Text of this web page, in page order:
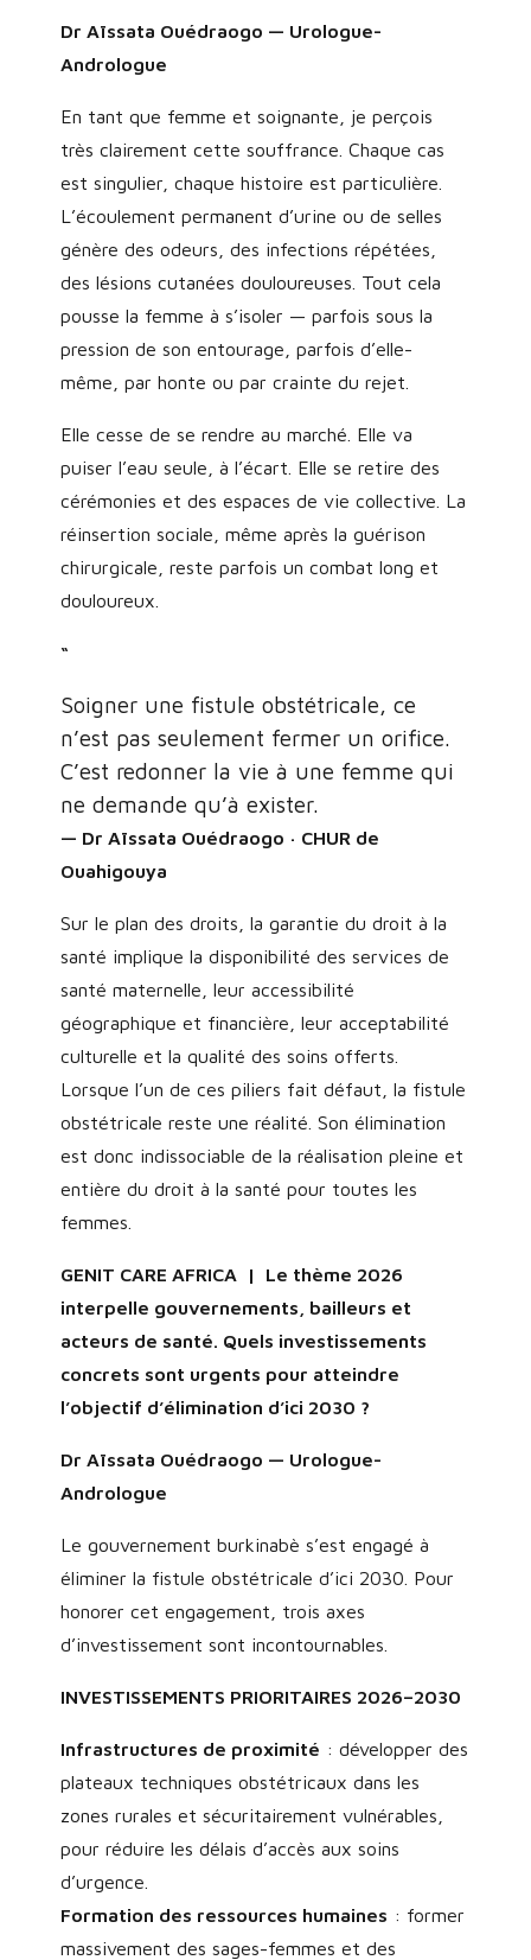
Dr Aïssata Ouédraogo — Urologue-
Andrologue
En tant que femme et soignante, je perçois
très clairement cette souffrance. Chaque cas
est singulier, chaque histoire est particulière.
L’écoulement permanent d’urine ou de selles
génère des odeurs, des infections répétées,
des lésions cutanées douloureuses. Tout cela
pousse la femme à s’isoler — parfois sous la
pression de son entourage, parfois d’elle-
même, par honte ou par crainte du rejet.
Elle cesse de se rendre au marché. Elle va
puiser l’eau seule, à l’écart. Elle se retire des
cérémonies et des espaces de vie collective. La
réinsertion sociale, même après la guérison
chirurgicale, reste parfois un combat long et
douloureux.
“
Soigner une fistule obstétricale, ce
n’est pas seulement fermer un orifice.
C’est redonner la vie à une femme qui
ne demande qu’à exister.
— Dr Aïssata Ouédraogo · CHUR de
Ouahigouya
Sur le plan des droits, la garantie du droit à la
santé implique la disponibilité des services de
santé maternelle, leur accessibilité
géographique et financière, leur acceptabilité
culturelle et la qualité des soins offerts.
Lorsque l’un de ces piliers fait défaut, la fistule
obstétricale reste une réalité. Son élimination
est donc indissociable de la réalisation pleine et
entière du droit à la santé pour toutes les
femmes.
GENIT CARE AFRICA | Le thème 2026
interpelle gouvernements, bailleurs et
acteurs de santé. Quels investissements
concrets sont urgents pour atteindre
l’objectif d’élimination d’ici 2030 ?
Dr Aïssata Ouédraogo — Urologue-
Andrologue
Le gouvernement burkinabè s’est engagé à
éliminer la fistule obstétricale d’ici 2030. Pour
honorer cet engagement, trois axes
d’investissement sont incontournables.
INVESTISSEMENTS PRIORITAIRES 2026–2030
Infrastructures de proximité : développer des
plateaux techniques obstétricaux dans les
zones rurales et sécuritairement vulnérables,
pour réduire les délais d’accès aux soins
d’urgence.
Formation des ressources humaines : former
massivement des sages-femmes et des